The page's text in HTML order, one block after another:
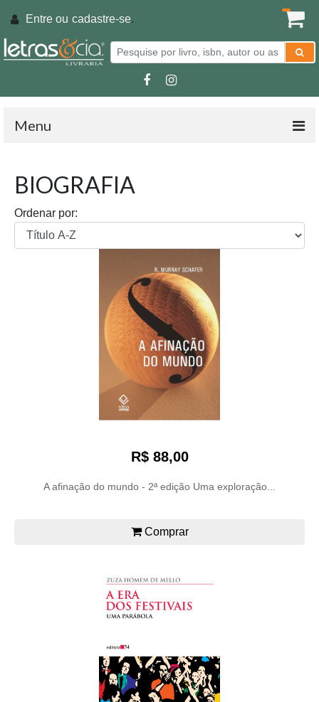
Entre ou cadastre-se.
Menu
BIOGRAFIA
Ordenar por:
R$ 88,00
A afinação do mundo - 2ª edição Uma exploração...
Comprar